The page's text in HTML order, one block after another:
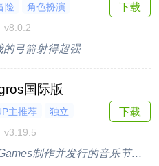
险
角色扮演
v8.0.2
的弓箭射得超强
下载
国际版
主推荐
独立
v3.19.5
一款由Pigeon Games制作并发行的音乐节奏类游戏
下载